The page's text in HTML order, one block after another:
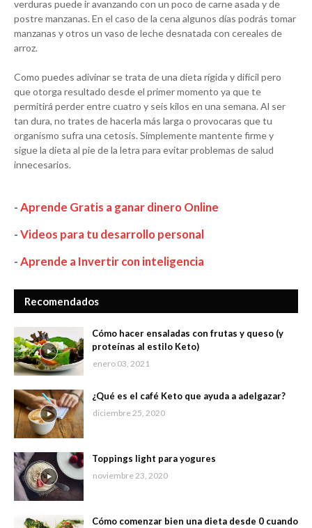
verduras puede ir avanzando con un poco de carne asada y de
postre manzanas. En el caso de la cena algunos días podrás tomar
manzanas y otros un vaso de leche desnatada con cereales de
arroz.
Como puedes adivinar se trata de una dieta rígida y difícil pero
que otorga resultado desde el primer momento ya que te
permitirá perder entre cuatro y seis kilos en una semana. Al ser
tan dura, no trates de hacerla más larga o provocaras que tu
organismo sufra una cetosis. Simplemente mantente firme y
sigue la dieta al pie de la letra para evitar problemas de salud
innecesarios.
-Aprende Gratis a ganar dinero Online
-Videos para tu desarrollo personal
-Aprende a Invertir con inteligencia
Recomendados
Cómo hacer ensaladas con frutas y queso (y
proteínas al estilo Keto)
enero 03, 2021
¿Qué es el café Keto que ayuda a adelgazar?
diciembre 25, 2020
Toppings light para yogures
noviembre 23, 2020
Cómo comenzar bien una dieta desde 0 cuando